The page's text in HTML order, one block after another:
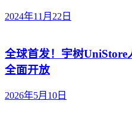
2024年11月22日
全球首发！宇树
全面开放
2026年5月10日